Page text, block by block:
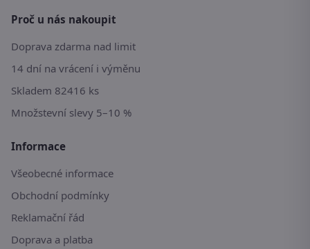
Proč u nás nakoupit
Doprava zdarma nad limit
14 dní na vrácení i výměnu
Skladem 82416 ks
Množstevní slevy 5–10 %
Informace
Všeobecné informace
Obchodní podmínky
Reklamační řád
Doprava a platba